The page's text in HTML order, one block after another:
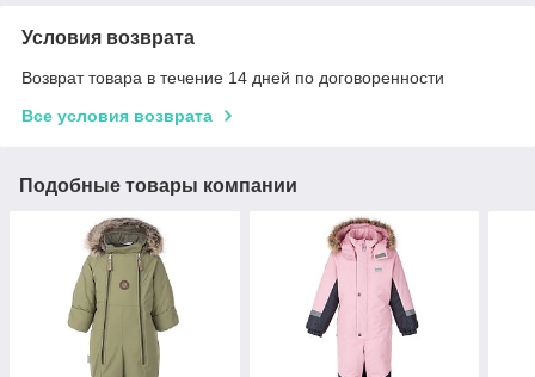
Условия возврата
Возврат товара в течение 14 дней по договоренности
Все условия возврата
Подобные товары компании